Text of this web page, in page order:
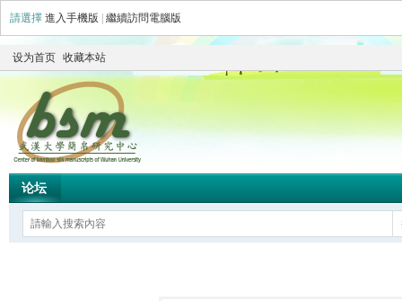
請選擇 進入手機版 繼續訪問電腦版
设为首页 收藏本站
论坛